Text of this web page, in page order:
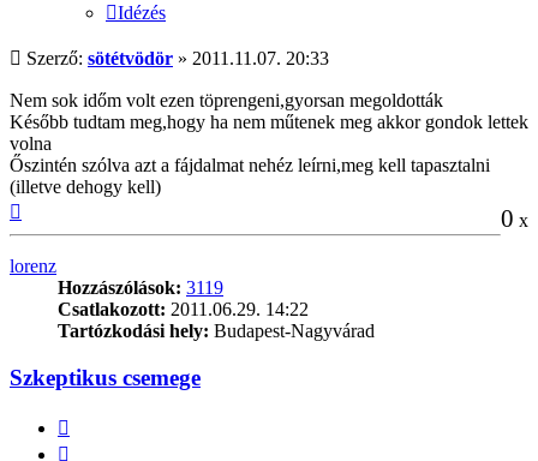
Idézés
Hozzászólás
Szerző: sötétvödör » 2011.11.07. 20:33
Nem sok időm volt ezen töprengeni,gyorsan megoldották
Később tudtam meg,hogy ha nem műtenek meg akkor gondok lettek
volna
Őszintén szólva azt a fájdalmat nehéz leírni,meg kell tapasztalni
(illetve dehogy kell)
0 x
lorenz
Hozzászólások: 3119
Csatlakozott: 2011.06.29. 14:22
Tartózkodási hely: Budapest-Nagyvárad
Szkeptikus csemege